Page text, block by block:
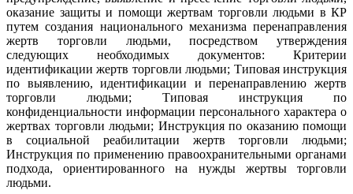
оказание защиты и помощи жертвам торговли людьми в КР
путем создания национального механизма перенаправления
жертв торговли людьми, посредством утверждения
следующих необходимых документов: Критерии
идентификации жертв торговли людьми; Типовая инструкция
по выявлению, идентификации и перенаправлению жертв
торговли людьми; Типовая инструкция по
конфиденциальности информации персонального характера о
жертвах торговли людьми; Инструкция по оказанию помощи
в социальной реабилитации жертв торговли людьми;
Инструкция по применению правоохранительными органами
подхода, ориентированного на нужды жертвы торговли
людьми.